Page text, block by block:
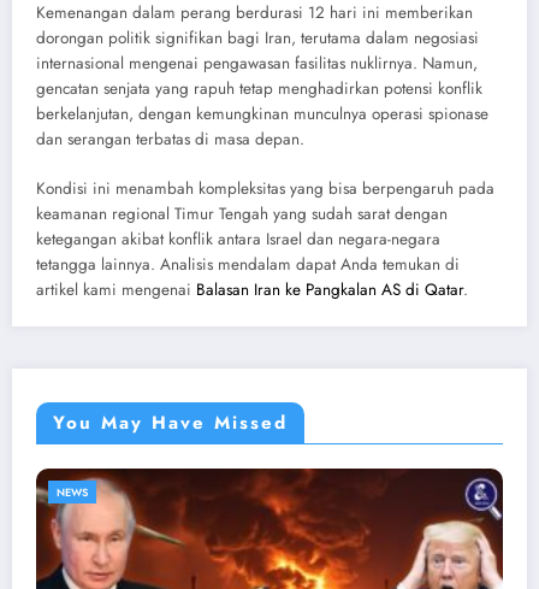
Kemenangan dalam perang berdurasi 12 hari ini memberikan
dorongan politik signifikan bagi Iran, terutama dalam negosiasi
internasional mengenai pengawasan fasilitas nuklirnya. Namun,
gencatan senjata yang rapuh tetap menghadirkan potensi konflik
berkelanjutan, dengan kemungkinan munculnya operasi spionase
dan serangan terbatas di masa depan.
Kondisi ini menambah kompleksitas yang bisa berpengaruh pada
keamanan regional Timur Tengah yang sudah sarat dengan
ketegangan akibat konflik antara Israel dan negara-negara
tetangga lainnya. Analisis mendalam dapat Anda temukan di
artikel kami mengenai Balasan Iran ke Pangkalan AS di Qatar.
You May Have Missed